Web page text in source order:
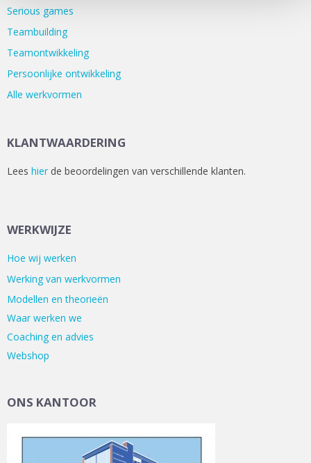
Serious games
Teambuilding
Teamontwikkeling
Persoonlijke ontwikkeling
Alle werkvormen
KLANTWAARDERING
Lees hier de beoordelingen van verschillende klanten.
WERKWIJZE
Hoe wij werken
Werking van werkvormen
Modellen en theorieën
Waar werken we
Coaching en advies
Webshop
ONS KANTOOR